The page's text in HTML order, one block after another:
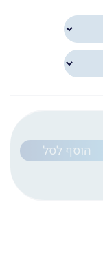
הוסף לסל